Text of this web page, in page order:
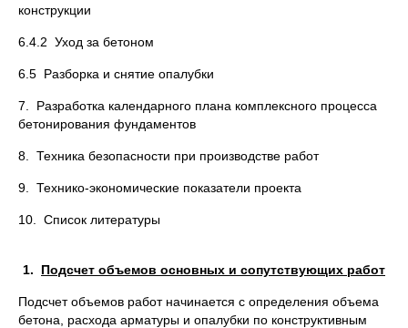
конструкции
6.4.2 Уход за бетоном
6.5 Разборка и снятие опалубки
7. Разработка календарного плана комплексного процесса
бетонирования фундаментов
8. Техника безопасности при производстве работ
9. Технико-экономические показатели проекта
10. Список литературы
1. Подсчет объемов основных и сопутствующих работ
Подсчет объемов работ начинается с определения объема
бетона, расхода арматуры и опалубки по конструктивным